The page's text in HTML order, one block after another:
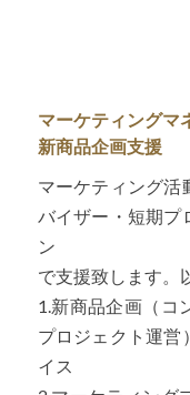
マーケティングマ
新商品企画支援
マーケティング活
バイザー・短期プ
ン
で支援致します。
1.新商品企画（コ
プロジェクト運営
イス